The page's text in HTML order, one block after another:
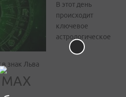
В этот день
происходит
ключевое
астрологическое
знак Льва